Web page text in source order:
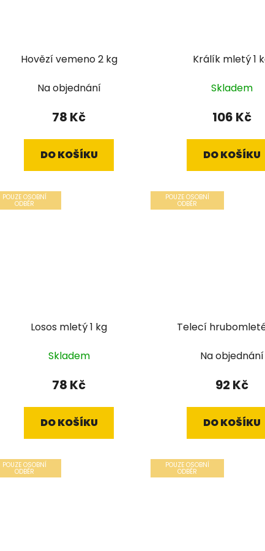
Hovězí vemeno 2 kg
Na objednání
78 Kč
DO KOŠÍKU
Králík mletý 1
Skladem
106 Kč
DO KOŠÍKU
POUZE OSOBNÍ
ODBĚR
Losos mletý 1 kg
Skladem
78 Kč
DO KOŠÍKU
POUZE OSOBNÍ
ODBĚR
Telecí
Na objednání
92 Kč
DO KOŠÍKU
POUZE OSOBNÍ
ODBĚR
POUZE OSOBNÍ
ODBĚR